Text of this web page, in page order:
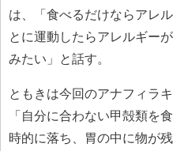
は、「食べるだけならアレ
とに運動したらアレルギー
みたい」と話す。
ともきは今回のアナフィラ
「自分に合わない甲殻類を
時的に落ち、胃の中に物が